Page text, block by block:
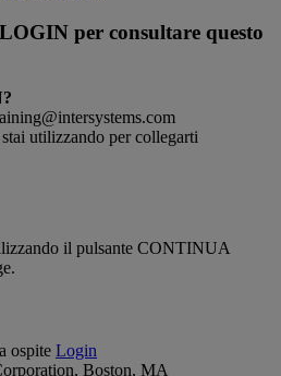
per consultare questo
utilizzando per collegarti
il pulsante CONTINUA
ospite Login
Boston, MA